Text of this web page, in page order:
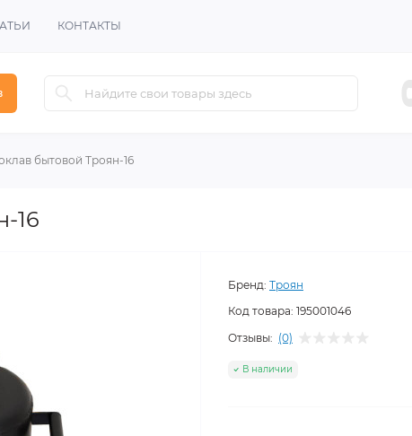
КОНТАКТЫ
бытовой Троян-16
16
Бренд: Троян
Код товара: 195001046
Отзывы: (0)
В наличии